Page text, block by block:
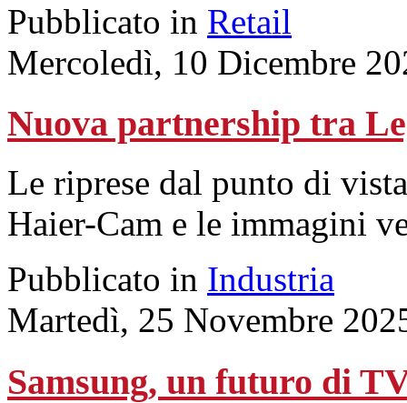
Pubblicato in Retail
Mercoledì, 10 Dicembre
Nuova partnership tra
Le riprese dal punto di
Haier-Cam e le immagini
Pubblicato in Industria
Martedì, 25 Novembre
Samsung, un futuro di